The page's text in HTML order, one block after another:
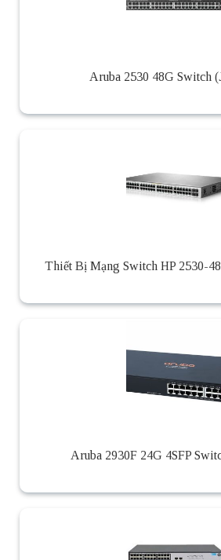
Aruba 2530 48G Switch
Thiết Bị Mạng Switch HP 2530-
Aruba 2930F 24G 4SFP